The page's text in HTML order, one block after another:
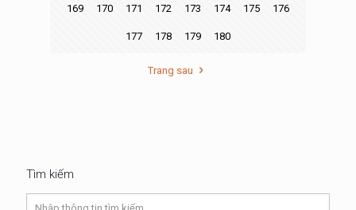
169 170 171 172 173 174 175 176
177 178 179 180
Trang sau
Tìm kiếm